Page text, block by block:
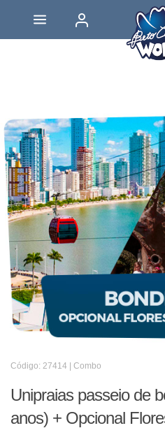
Código: 27414 | Combo
Unipraias passeio de
anos) + Opcional